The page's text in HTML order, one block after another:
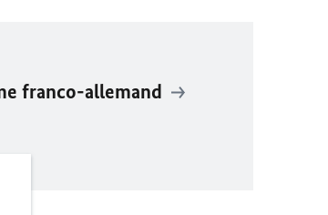
franco-allemand